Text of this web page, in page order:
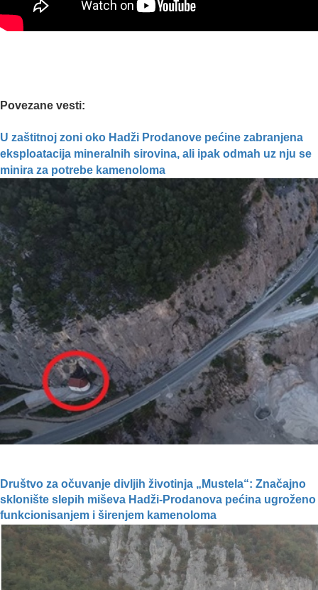
Povezane vesti:
U zaštitnoj zoni oko Hadži Prodanove pećine zabranjena
eksploatacija mineralnih sirovina, ali ipak odmah uz nju se
minira za potrebe kamenoloma
Društvo za očuvanje divljih životinja „Mustela“: Značajno
sklonište slepih miševa Hadži-Prodanova pećina ugroženo
funkcionisanjem i širenjem kamenoloma